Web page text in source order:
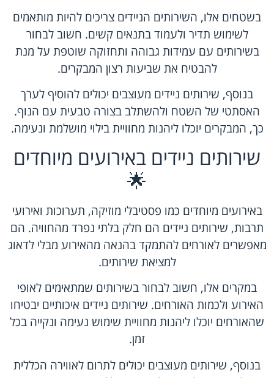
בשטחים אלו, השירותים הניידים צריכים להיות מותאמים
לשימוש תדיר ולעמוד בתנאים קשים. חשוב לבחור
בשירותים עם עמידות גבוהה ותחזוקה שוטפת על מנת
להבטיח את שביעות רצון המבקרים.
בנוסף, שירותים ניידים מעוצבים יכולים להוסיף לערך
האסתטי של השטח ולהשתלב בצורה טבעית עם הנוף.
כך, המבקרים יוכלו ליהנות מחוויית בילוי מושלמת ונעימה.
שירותים ניידים באירועים מיוחדים
🌟
באירועים מיוחדים כמו פסטיבלי מוזיקה, תערוכות ואירועי
תרבות, שירותים ניידים הם חלק בלתי נפרד מהחוויה. הם
מאפשרים לאורחים להתמקד בהנאה מהאירוע מבלי לדאוג
למציאת שירותים.
במקרים אלו, חשוב לבחור בשירותים שמתאימים לאופי
האירוע ולכמות האורחים. שירותים ניידים איכותיים יבטיחו
שהאורחים יוכלו ליהנות מחוויית שימוש נעימה ונקייה בכל
זמן.
בנוסף, שירותים מעוצבים יכולים לתרום לאווירה הכללית